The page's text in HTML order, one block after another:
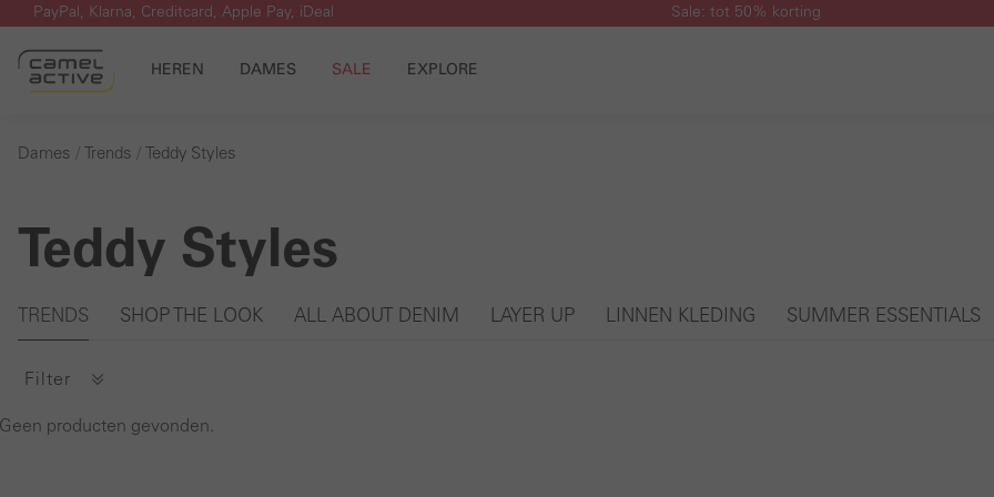
naar de hoofdinhoud
Ga naar de zoekopdracht
Ga naar de hoofdnavigatie
PayPal, Klarna, Creditcard, Apple Pay, iDeal Sale: tot 50% korting
HEREN DAMES SALE EXPLORE
Dames Trends Teddy Styles
Teddy Styles
Galerie overslaan
TRENDS SHOP THE LOOK ALL ABOUT DENIM LAYER UP LINNEN KLEDING SUMMER ESSENTIALS
Filter
producten gevonden.